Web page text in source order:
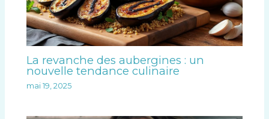
La revanche des aubergines : un
nouvelle tendance culinaire
mai 19, 2025